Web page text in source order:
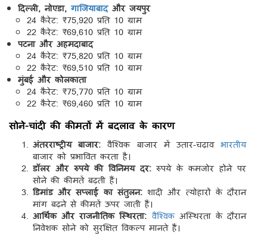
दिल्ली, नोएडा, गाजियाबाद और जयपुर
24 कैरेट: ₹75,920 प्रति 10 ग्राम
22 कैरेट: ₹69,610 प्रति 10 ग्राम
पटना और अहमदाबाद
24 कैरेट: ₹75,820 प्रति 10 ग्राम
22 कैरेट: ₹69,510 प्रति 10 ग्राम
मुंबई और कोलकाता
24 कैरेट: ₹75,770 प्रति 10 ग्राम
22 कैरेट: ₹69,460 प्रति 10 ग्राम
सोने-चांदी की कीमतों में बदलाव के कारण
अंतरराष्ट्रीय बाजार: वैश्विक बाजार में उतार-चढ़ावभारतीय
बाजार को प्रभावित करता है।
डॉलर और रुपये की विनिमय दर:रुपये के कमजोर होने पर
सोने की कीमतें बढ़ती हैं।
डिमांड और सप्लाई का संतुलन:शादी और त्योहारों के दौरान
मांग बढ़ने से कीमतें ऊपर जाती हैं।
आर्थिक और राजनीतिक स्थिरता: वैश्विक अस्थिरता के दौरान
निवेशक सोने को सुरक्षित विकल्प मानते हैं।